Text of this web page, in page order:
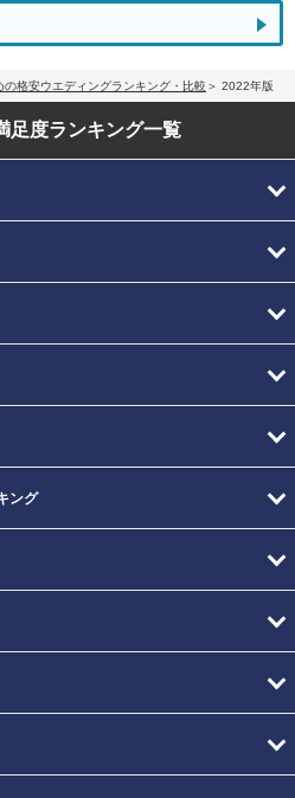
の格安ウエディングランキング・比較 2022年版
足度ランキング一覧
ング